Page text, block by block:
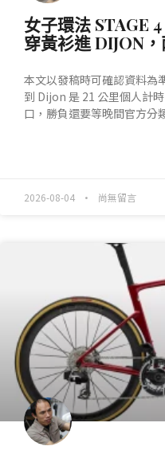
女子環法 STAGE
穿黃衫進 DIJON
本文以發稿時可確認資料
到 Dijon 是 21 公里個人計
口，勝負還要等晚間官方分
2026-08-04 尚無留言